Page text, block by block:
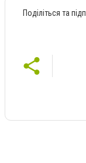
Поділіться та